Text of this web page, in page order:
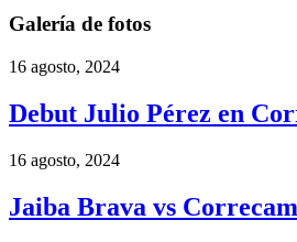
Galería de fotos
16 agosto, 2024
Debut Julio Pérez en
16 agosto, 2024
Jaiba Brava vs